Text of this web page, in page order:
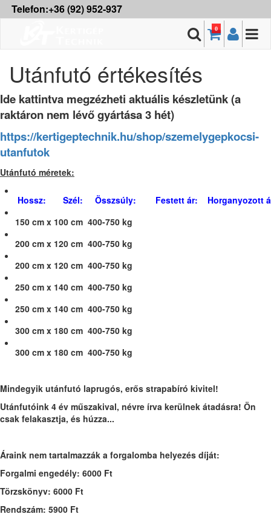
Telefon:+36 (92) 952-937
0
Utánfutó értékesítés
Ide kattintva megzézheti aktuális készletünk (a
raktáron nem lévő gyártása 3 hét)
https://kertigeptechnik.hu/shop/szemelygepkocsi-
utanfutok
Utánfutó méretek:
Hossz: Szél: Összsúly: Festett ár: Horganyozott
150 cm x 100 cm 400-750 kg
200 cm x 120 cm 400-750 kg
200 cm x 120 cm 400-750 kg
250 cm x 140 cm 400-750 kg
250 cm x 140 cm 400-750 kg
300 cm x 180 cm 400-750 kg
300 cm x 180 cm 400-750 kg
Mindegyik utánfutó laprugós, erős strapabíró kivitel!
Utánfutóink 4 év műszakival, névre írva kerülnek átadásra! Ön
csak felakasztja, és húzza...
Áraink nem tartalmazzák a forgalomba helyezés díját:
Forgalmi engedély: 6000 Ft
Törzskönyv: 6000 Ft
Rendszám: 5900 Ft